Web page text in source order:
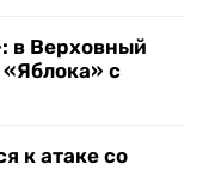
в Верховный
с
к атаке со